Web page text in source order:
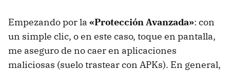
Empezando por la «Protección Avanzada»: con
un simple clic, o en este caso, toque en pantalla,
me aseguro de no caer en aplicaciones
maliciosas (suelo trastear con APKs). En general,